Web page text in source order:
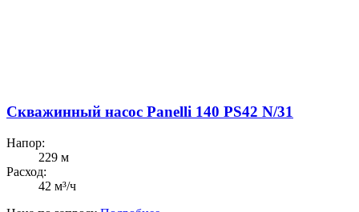
Скважинный насос Panelli 140 PS42 N/31
Напор:
229 м
Расход:
42 м³/ч